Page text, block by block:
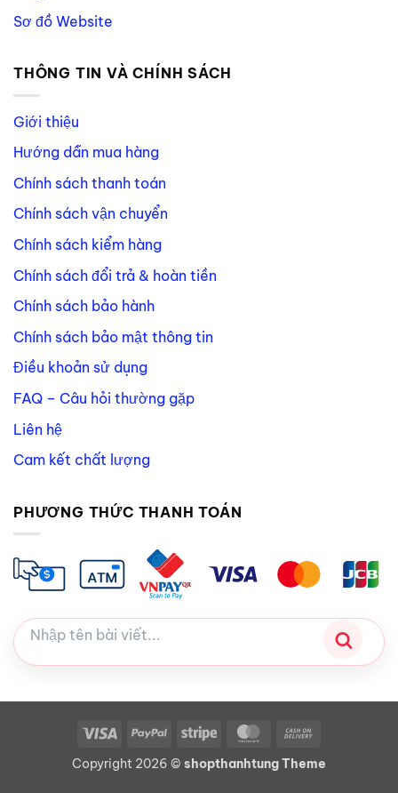
Sơ đồ Website
THÔNG TIN VÀ CHÍNH SÁCH
Giới thiệu
Hướng dẫn mua hàng
Chính sách thanh toán
Chính sách vận chuyển
Chính sách kiểm hàng
Chính sách đổi trả & hoàn tiền
Chính sách bảo hành
Chính sách bảo mật thông tin
Điều khoản sử dụng
FAQ – Câu hỏi thường gặp
Liên hệ
Cam kết chất lượng
PHƯƠNG THỨC THANH TOÁN
Visa PayPal Stripe MasterCard
Delivery
Copyright 2026 © shopthanhtung Theme